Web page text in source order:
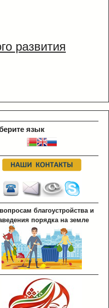
развития
язык
благоустройства и
порядка на земле